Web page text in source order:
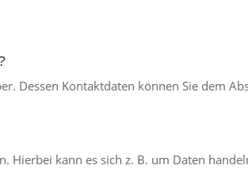
Dessen Kontaktdaten können Sie dem
Hierbei kann es sich z. B. um Daten